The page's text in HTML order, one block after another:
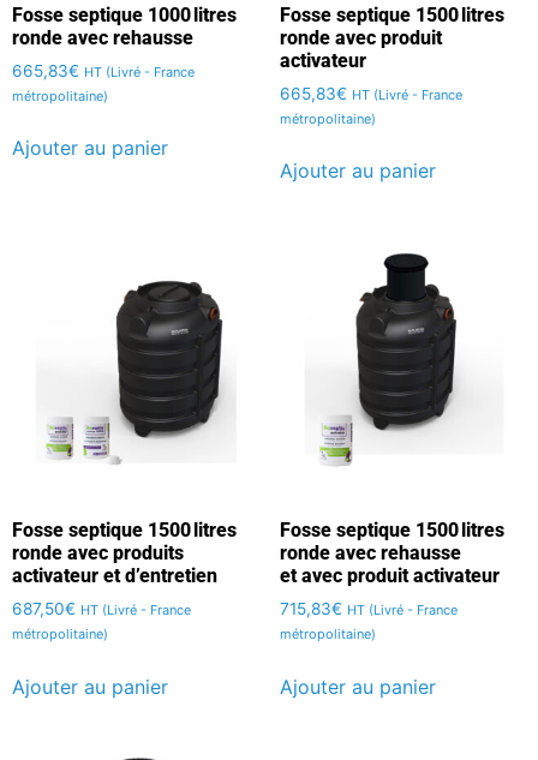
Fosse septique 1000 litres
ronde avec rehausse
665,83€ HT (Livré - France
métropolitaine)
Ajouter au panier
Fosse septique 1500 litres
ronde avec produit
activateur
665,83€ HT (Livré - France
métropolitaine)
Ajouter au panier
Fosse septique 1500 litres
ronde avec produits
activateur et d’entretien
687,50€ HT (Livré - France
métropolitaine)
Ajouter au panier
Fosse septique 1500 litres
ronde avec rehausse
et avec produit activateur
715,83€ HT (Livré - France
métropolitaine)
Ajouter au panier